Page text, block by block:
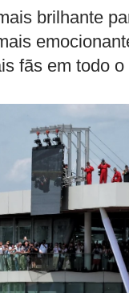
brilhante
fãs em todo o